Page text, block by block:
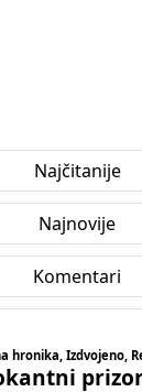
Najčitanije
Najnovije
Komentari